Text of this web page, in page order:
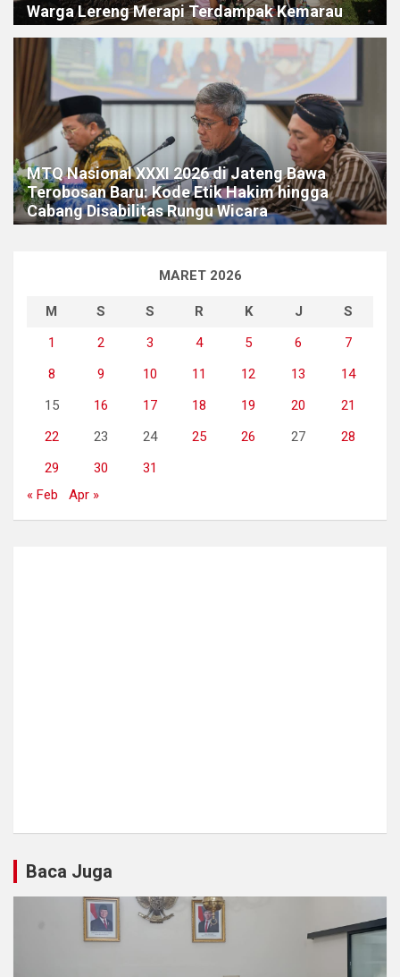
Warga Lereng Merapi Terdampak Kemarau
MTQ Nasional XXXI 2026 di Jateng Bawa
Terobosan Baru: Kode Etik Hakim hingga
Cabang Disabilitas Rungu Wicara
MARET 2026
M S S R K J
S
1
2 3 4 5 6
7
8
9 10 11 12 13
14
15
16 17 18 19 20
21
22
23 24 25 26 27
28
29
30
31
« Feb
Apr »
Baca Juga